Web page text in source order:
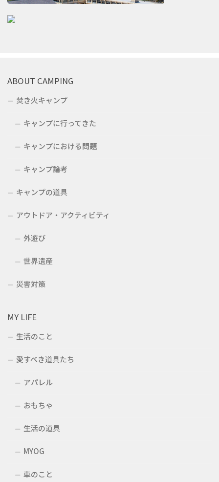
ABOUT CAMPING
焚き火キャンプ
キャンプに行ってきた
キャンプにおける問題
キャンプ論考
キャンプの道具
アウトドア・アクティビティ
外遊び
世界遺産
災害対策
MY LIFE
生活のこと
愛すべき道具たち
アパレル
おもちゃ
生活の道具
MYOG
車のこと